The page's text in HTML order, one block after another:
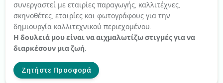
συνεργαστεί με εταιρίες παραγωγής, καλλιτέχνες,
σκηνοθέτες, εταιρίες και φωτογράφους για την
δημιουργία καλλιτεχνικού περιεχομένου.
Η δουλειά μου είναι να αιχμαλωτίζω στιγμές για να
διαρκέσουν μια ζωή.
Ζητήστε Προσφορά